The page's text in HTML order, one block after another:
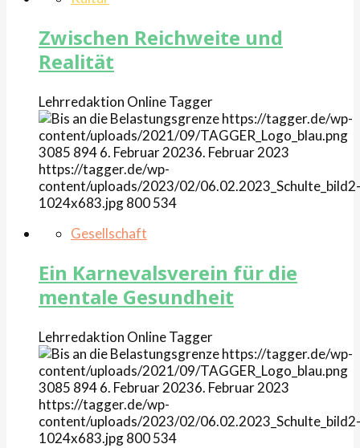
Zwischen Reichweite und
Realität
Lehrredaktion OnlineTagger
https://tagger.de/wp-
content/uploads/2021/09/TAGGER_Logo_blau.png
3085 8946. Februar 20236. Februar 2023
https://tagger.de/wp-
content/uploads/2023/02/06.02.2023_Schulte_bild2-
1024x683.jpg800534
Gesellschaft
Ein Karnevalsverein für die
mentale Gesundheit
Lehrredaktion OnlineTagger
https://tagger.de/wp-
content/uploads/2021/09/TAGGER_Logo_blau.png
3085 8946. Februar 20236. Februar 2023
https://tagger.de/wp-
content/uploads/2023/02/06.02.2023_Schulte_bild2-
1024x683.jpg800534